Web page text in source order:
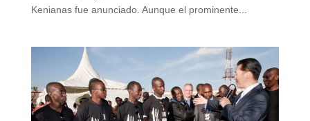
Kenianas fue anunciado. Aunque el prominente...